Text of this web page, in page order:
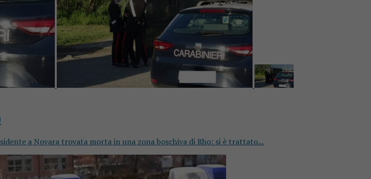
a Novara trovata morta in una zona boschiva di Rho: si è trattato...